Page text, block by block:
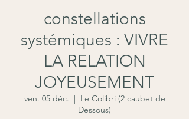
constellations
systémiques : VIVRE
LA RELATION
JOYEUSEMENT
ven. 05 déc.
  |
Le Colibri (2 caubet de
Dessous)